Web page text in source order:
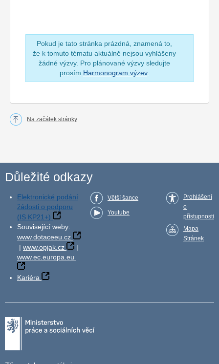
Pokud je tato stránka prázdná, znamená to,
že k tomuto tématu aktuálně nejsou vyhlášeny
žádné výzvy. Pro plánované výzvy sledujte
prosím Harmonogram výzev.
Na začátek stránky
Důležité odkazy
Elektronické podání
žádosti o podporu
(IS KP21+)
Související weby:
www.dotaceeu.cz
| www.opjak.cz
|
www.ec.europa.eu
Kariéra
Větší šance
Youtube
Prohlášení
o
přístupnosti
Mapa
Stránek